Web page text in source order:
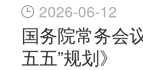
2026-06-12
国务院常务会
五五”规划》